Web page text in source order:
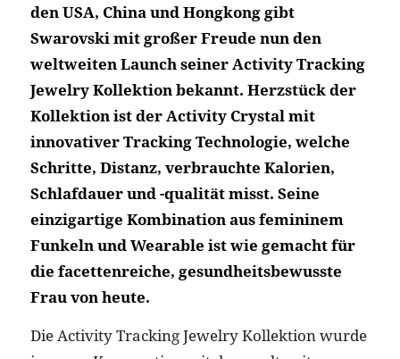
den USA, China und Hongkong gibt
Swarovski mit großer Freude nun den
weltweiten Launch seiner Activity Tracking
Jewelry Kollektion bekannt. Herzstück der
Kollektion ist der Activity Crystal mit
innovativer Tracking Technologie, welche
Schritte, Distanz, verbrauchte Kalorien,
Schlafdauer und -qualität misst. Seine
einzigartige Kombination aus femininem
Funkeln und Wearable ist wie gemacht für
die facettenreiche, gesundheitsbewusste
Frau von heute.
Die Activity Tracking Jewelry Kollektion wurde